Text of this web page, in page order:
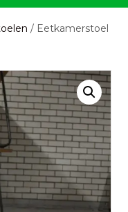
/ Eetkamerstoel